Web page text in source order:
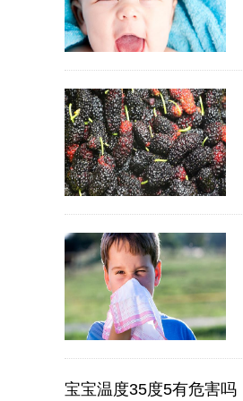
宝宝温度35度5有危害吗